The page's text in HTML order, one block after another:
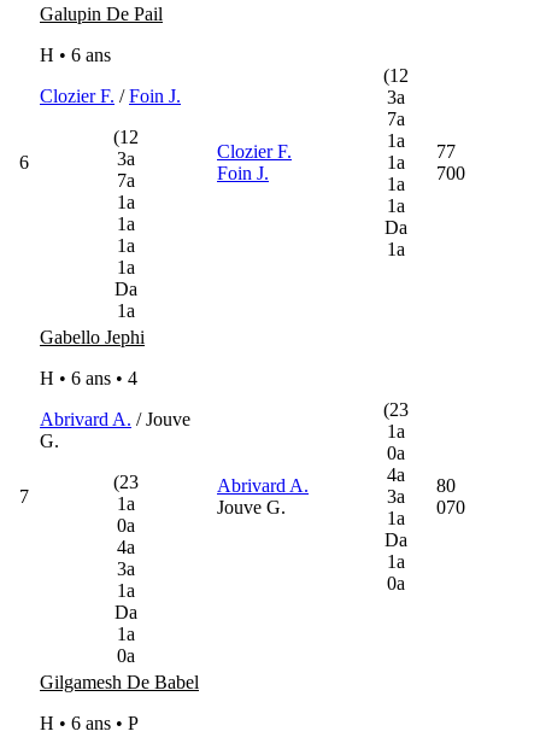
6
Galupin De Pail
H • 6 ans
Clozier F. /Foin J.
(12
3a
7a
1a
1a
1a
1a
Da
1a
Clozier F.
Foin J.
(12
3a
7a
1a
1a
1a
1a
Da
1a
77
700
7
Gabello Jephi
H • 6 ans • 4
Abrivard A. / Jouve
G.
(23
1a
0a
4a
3a
1a
Da
1a
0a
Abrivard A.
Jouve G.
(23
1a
0a
4a
3a
1a
Da
1a
0a
80
070
Gilgamesh De Babel
H • 6 ans • P